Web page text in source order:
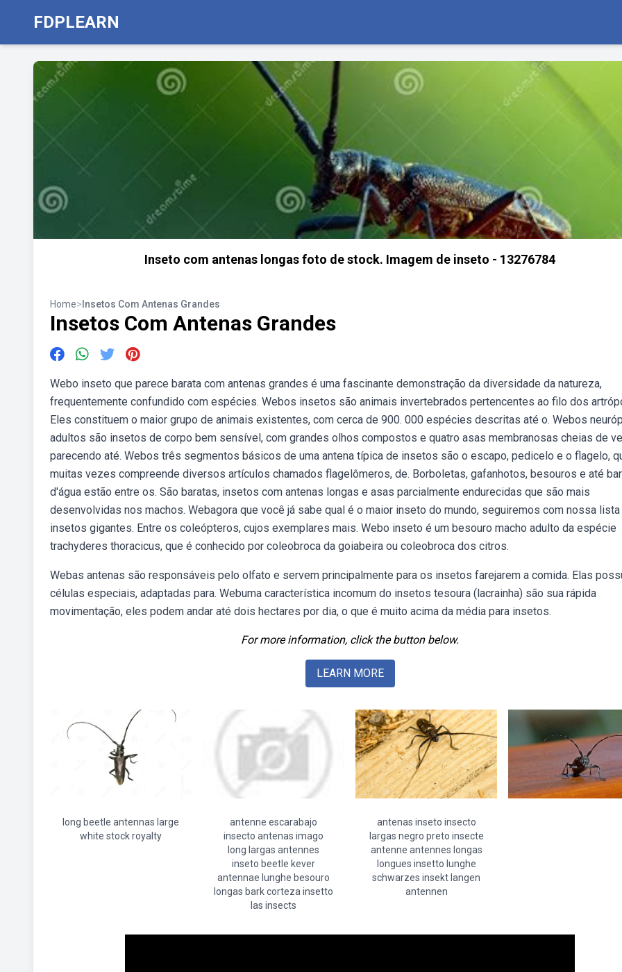
FDPLEARN
Inseto com antenas longas foto de stock. Imagem de inseto - 13276784
Home> Insetos Com Antenas Grandes
Insetos Com Antenas Grandes
Webo inseto que parece barata com antenas grandes é uma fascinante demonstração da diversidade da natureza,
frequentemente confundido com espécies. Webos insetos são animais invertebrados pertencentes ao filo dos
Eles constituem o maior grupo de animais existentes, com cerca de 900. 000 espécies descritas até o. Webos
adultos são insetos de corpo bem sensível, com grandes olhos compostos e quatro asas membranosas cheias de
parecendo até. Webos três segmentos básicos de uma antena típica de insetos são o escapo, pedicelo e o flagelo,
muitas vezes compreende diversos artículos chamados flagelômeros, de. Borboletas, gafanhotos, besouros e até
d'água estão entre os. São baratas, insetos com antenas longas e asas parcialmente endurecidas que são mais
desenvolvidas nos machos. Webagora que você já sabe qual é o maior inseto do mundo, seguiremos com nossa lista
insetos gigantes. Entre os coleópteros, cujos exemplares mais. Webo inseto é um besouro macho adulto da espécie
trachyderes thoracicus, que é conhecido por coleobroca da goiabeira ou coleobroca dos citros.
Webas antenas são responsáveis pelo olfato e servem principalmente para os insetos farejarem a comida. Elas
células especiais, adaptadas para. Webuma característica incomum do insetos tesoura (lacrainha) são sua rápida
movimentação, eles podem andar até dois hectares por dia, o que é muito acima da média para insetos.
For more information, click the button below.
LEARN MORE
long beetle antennas large
white stock royalty
antenne escarabajo
insecto antenas imago
long largas antennes
inseto beetle kever
antennae lunghe besouro
longas bark corteza insetto
las insects
antenas inseto insecto
largas negro preto insecte
antenne antennes longas
longues insetto lunghe
schwarzes insekt langen
antennen